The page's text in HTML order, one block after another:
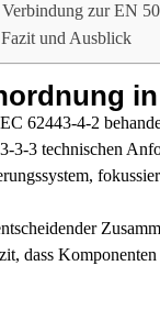
Verbindung zur EN
Fazit und Ausblick
62443-4-2
3-3 technischen
dass